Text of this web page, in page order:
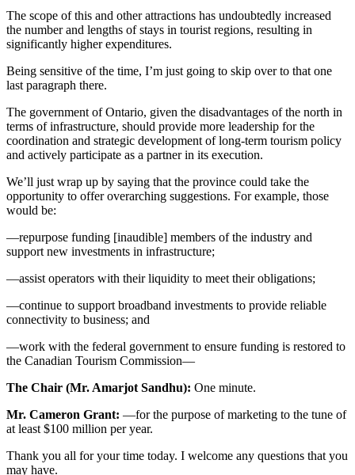
The scope of this and other attractions has undoubtedly increased
the number and lengths of stays in tourist regions, resulting in
significantly higher expenditures.
Being sensitive of the time, I’m just going to skip over to that one
last paragraph there.
The government of Ontario, given the disadvantages of the north in
terms of infrastructure, should provide more leadership for the
coordination and strategic development of long-term tourism policy
and actively participate as a partner in its execution.
We’ll just wrap up by saying that the province could take the
opportunity to offer overarching suggestions. For example, those
would be:
—repurpose funding [inaudible] members of the industry and
support new investments in infrastructure;
—assist operators with their liquidity to meet their obligations;
—continue to support broadband investments to provide reliable
connectivity to business; and
—work with the federal government to ensure funding is restored to
the Canadian Tourism Commission—
The Chair (Mr. Amarjot Sandhu): One minute.
Mr. Cameron Grant: —for the purpose of marketing to the tune of
at least $100 million per year.
Thank you all for your time today. I welcome any questions that you
may have.